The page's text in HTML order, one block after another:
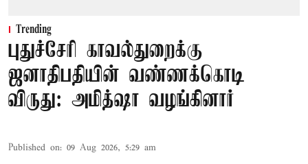
Trending
புதுச்சேரி காவல்துறைக்கு
ஜனாதிபதியின் வண்ணக்கொடி
விருது: அமித்ஷா வழங்கினார்
Published on: 09 Aug 2026, 5:29 am